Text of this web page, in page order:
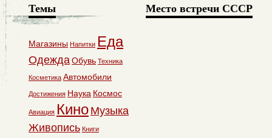
Темы
Магазины Напитки Еда
ОдеждаОбувь Техника
Косметика Автомобили
Достижения Наука Космос
Авиация Кино Музыка
Живопись Книги
Место встречи СССР